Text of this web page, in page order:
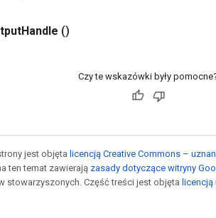
Handle ()
Czy te wskazówki były
jest objęta licencją Creative Commons –
ten temat zawierają zasady dotyczące witryny
stowarzyszonych. Część treści jest objęta licencją